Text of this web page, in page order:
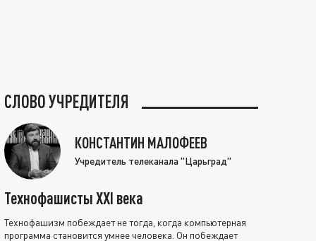
СЛОВО УЧРЕДИТЕЛЯ
КОНСТАНТИН МАЛОФЕЕВ
Учредитель телеканала "Царьград"
Технофашисты XXI века
Технофашизм побеждает не тогда, когда компьютерная
программа становится умнее человека. Он побеждает